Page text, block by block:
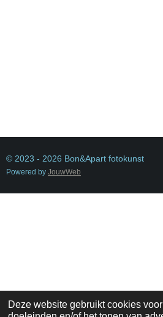
Deze website gebruikt cookies
© 2023 - 2026 Bon&Apart fotokunst
Powered by JouwWeb